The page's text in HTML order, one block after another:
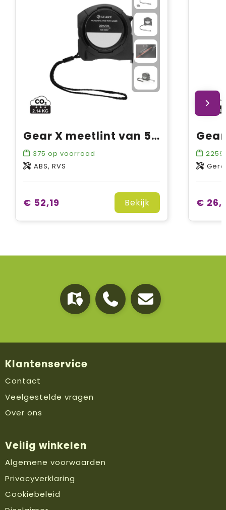
Gear X meetlint van 5M met 30M laser
375 op voorraad
ABS, RVS
€ 52,19 Bekijk
2259
€
Klantenservice
Contact
Veelgestelde vragen
Over ons
Veilig winkelen
Algemene voorwaarden
Privacyverklaring
Cookiebeleid